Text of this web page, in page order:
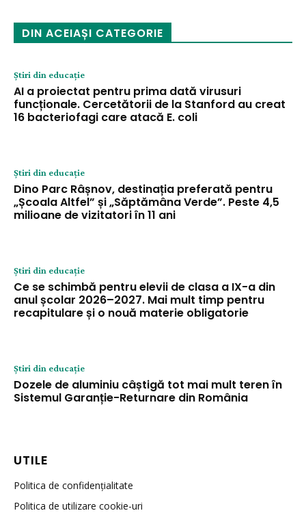
DIN ACEIAȘI CATEGORIE
Știri din educație
AI a proiectat pentru prima dată virusuri
funcționale. Cercetătorii de la Stanford au creat
16 bacteriofagi care atacă E. coli
Știri din educație
Dino Parc Râșnov, destinația preferată pentru
„Școala Altfel” și „Săptămâna Verde”. Peste 4,5
milioane de vizitatori în 11 ani
Știri din educație
Ce se schimbă pentru elevii de clasa a IX-a din
anul școlar 2026–2027. Mai mult timp pentru
recapitulare și o nouă materie obligatorie
Știri din educație
Dozele de aluminiu câștigă tot mai mult teren în
Sistemul Garanție-Returnare din România
UTILE
Politica de confidențialitate
Politica de utilizare cookie-uri